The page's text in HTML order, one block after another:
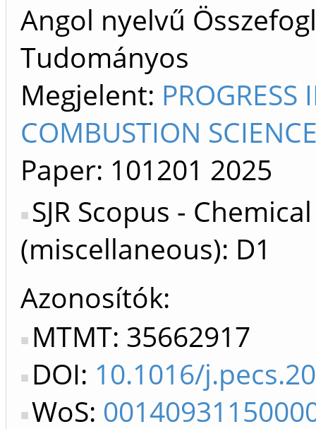
Angol nyelvű
Tudományos
Megjelent: PROGRESS
COMBUSTION
Paper: 101201 2025
SJR Scopus -
(miscellaneous): D1
Azonosítók
MTMT: 35662917
DOI: 10.1016/
WoS: